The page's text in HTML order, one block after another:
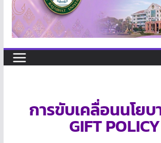
การขับเคลื่อนนโยบ
GIFT POLICY